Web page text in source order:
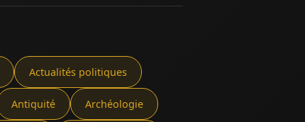
Actualités politiques
Antiquité Archéologie